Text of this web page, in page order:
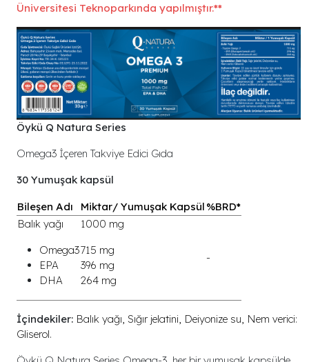
Üniversitesi Teknoparkında yapılmıştır.**
Öykü Q Natura Series
Omega3 İçeren Takviye Edici Gıda
30 Yumuşak kapsül
Bileşen Adı Miktar/ Yumuşak Kapsül %BRD*
Balık yağı
Omega3
EPA
DHA
1000 mg
715 mg
396 mg
264 mg
-
İçindekiler: Balık yağı, Sığır jelatini, Deiyonize su, Nem verici:
Gliserol.